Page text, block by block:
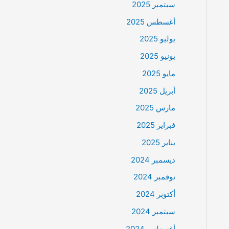
سبتمبر 2025
أغسطس 2025
يوليو 2025
يونيو 2025
مايو 2025
أبريل 2025
مارس 2025
فبراير 2025
يناير 2025
ديسمبر 2024
نوفمبر 2024
أكتوبر 2024
سبتمبر 2024